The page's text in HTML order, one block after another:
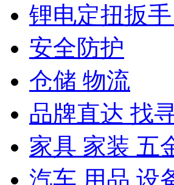
锂电定扭扳
安全防护
仓储 物流
品牌直达 找
家具 家装 五
汽车 用品 设